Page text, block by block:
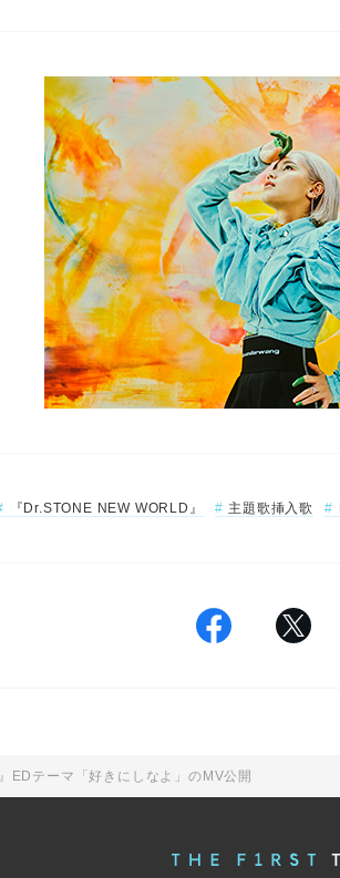
『Dr.STONE NEW WORLD』 主題歌挿入歌
EDテーマ「好きにしなよ」のMV公開